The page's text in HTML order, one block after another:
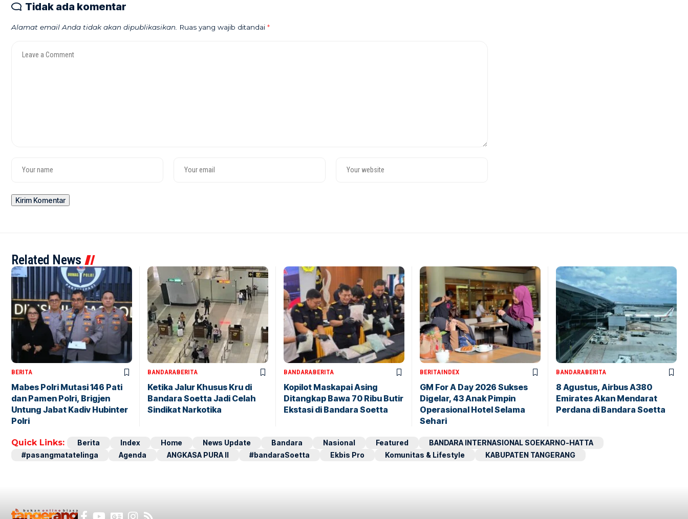
Tidak ada komentar
Alamat email Anda tidak akan dipublikasikan. Ruas yang wajib ditandai *
Related News
BERITA
Mabes Polri Mutasi 146 Pati
dan Pamen Polri, Brigjen
Untung Jabat Kadiv Hubinter
Polri
BANDARABERITA
Ketika Jalur Khusus Kru di
Bandara Soetta Jadi Celah
Sindikat Narkotika
BANDARABERITA
Kopilot Maskapai Asing
Ditangkap Bawa 70 Ribu Butir
Ekstasi di Bandara Soetta
BERITAINDEX
GM For A Day 2026 Sukses
Digelar, 43 Anak Pimpin
Operasional Hotel Selama
Sehari
BANDARABERITA
8 Agustus, Airbus A380
Emirates Akan Mendarat
Perdana di Bandara Soetta
Quick Links: Berita Index Home News Update Bandara Nasional Featured
BANDARA INTERNASIONAL SOEKARNO-HATTA
#pasangmatatelinga
Agenda ANGKASA PURA II #bandaraSoetta Ekbis Pro Komunitas & Lifestyle KABUPATEN TANGERANG